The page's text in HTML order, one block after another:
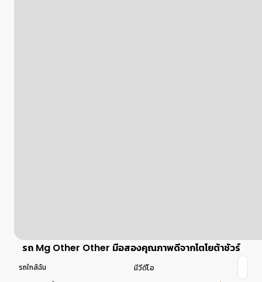
รถ Mg Other Other มือสองคุณภาพดีจากโตโยต้าชัวร์
รถใกล้ฉัน
มีวีดีโอ